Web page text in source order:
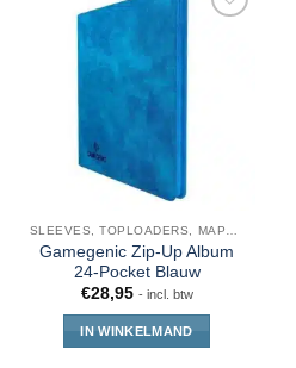
Gamegenic Zip-Up Album
24-Pocket Blauw
€28,95 - incl. btw
IN WINKELMAND